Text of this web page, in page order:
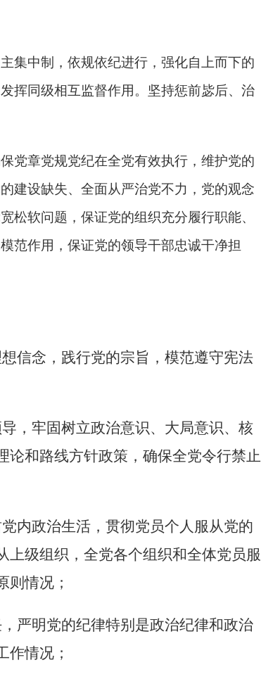
中制，依规依纪进行，强化自上而下的
挥同级相互监督作用。坚持惩前毖后、治
章党规党纪在全党有效执行，维护党的
建设缺失、全面从严治党不力，党的观念
松软问题，保证党的组织充分履行职能、
范作用，保证党的领导干部忠诚干净担
念，践行党的宗旨，模范遵守宪法
牢固树立政治意识、大局意识、核
论和路线方针政策，确保全党令行禁止
政治生活，贯彻党员个人服从党的
上级组织，全党各个组织和全体党员服
则情况；
明党的纪律特别是政治纪律和政治
作情况；